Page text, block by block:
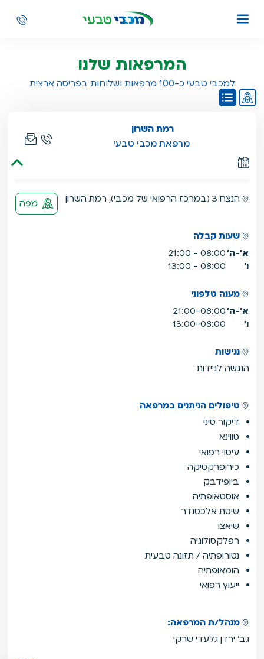
המרפאות שלנו
למכבי טבעי כ-100 מרפאות ושלוחות בפריסה ארצית
רמת השרון
מרפאת מכבי טבעי
הנצח 3 (במרכז הרפואי של מכבי), רמת השרון מפה
שעות קבלה
א'-ה'08:00 - 21:00
ו'
08:00 - 13:00
מענה טלפוני
א'-ה'21:00-08:00
ו'
13:00-08:00
נגישות
הנגשה לניידות
טיפולים הניתנים במרפאה
דיקור סיני
טווינא
עיסוי רפואי
כירופרקטיקה
ביופידבק
אוסטאופתיה
שיטת אלכסנדר
שיאצו
רפלקסולוגיה
נטורופתיה / תזונה טבעית
הומאופתיה
ייעוץ רפואי
מנהל/ת המרפאה:
גב' ירדן גלעדי שרקי
התוכן הבא מסוג מפה,
תוכן זה אינו תוכן נגיש,